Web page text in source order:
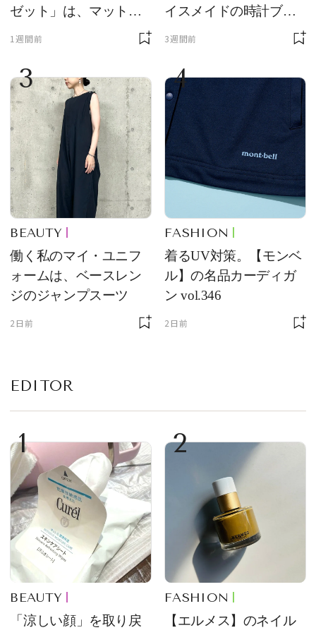
ゼット」は、マットな
1週間前
イスメイドの時計ブラ
ンド【フレデリック・
をレビュー。【それい
け！ 良品ハンター】
3週間前
3
BEAUTY
働く私のマイ・ユニフ
ォームは、ベースレン
ジのジャンプスーツ
2日前
4
FASHION
着るUV対策。【モンベ
ル】の名品カーディガ
ン vol.346
2日前
EDITOR
1
BEAUTY
「涼しい顔」を取り戻
2
FASHION
【エルメス】のネイル